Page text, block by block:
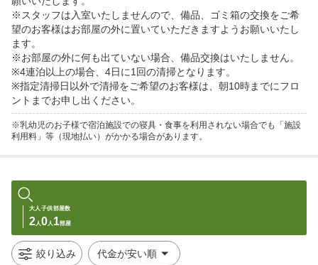
※スタッフは入室いたしませんので、備品、ゴミ箱の交換をご希
望のお客様はお部屋の外に置いていただきますようお願いいたし
ます。
※お部屋の外に何も出ていない場合、備品交換はいたしません。
※4連泊以上の場合、4日に1回の清掃となります。
※指定清掃日以外で清掃をご希望のお客様は、朝10時までにフロ
ントまでお申し出ください。
※乳幼児のお子様で宿泊施設での寝具・食事を利用されない場合でも「施設
利用料」等（現地払い）がかかる場合があります。
大人
2人
子供
0人
部屋数
1部屋
絞り込み 代金が安い順